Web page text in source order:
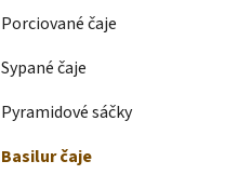
Porciované čaje
Sypané čaje
Pyramidové sáčky
Basilur čaje